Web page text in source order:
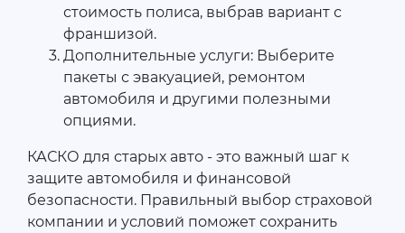
стоимость полиса, выбрав вариант с
франшизой.
Дополнительные услуги: Выберите
пакеты с эвакуацией, ремонтом
автомобиля и другими полезными
опциями.
КАСКО для старых авто - это важный шаг к
защите автомобиля и финансовой
безопасности. Правильный выбор страховой
компании и условий поможет сохранить